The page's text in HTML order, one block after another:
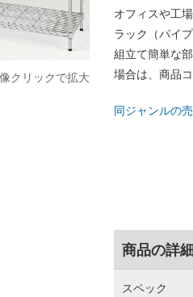
クリックで拡大
オフィスや工
ラック（パイ
組立て簡単な
場合は、商品
同ジャンルの
商品の詳
スペック